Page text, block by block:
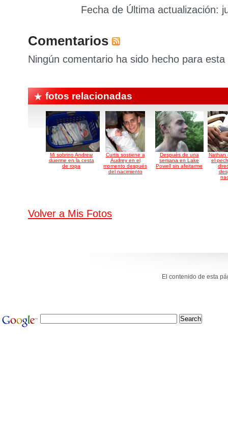
Fecha de Última actualización:
Comentarios
Ningún comentario ha sido hecho para esta
fotos relacionadas
Mi sobrino Andrew
duerme en la cesta
de ropa
Curtis sostiene a
Audrey en el
momento después
del nacimiento
Después de una
semana en Lake
Powell sin afeitarme
Nathan
el
Volver a Mis Fotos
El contenido de esta